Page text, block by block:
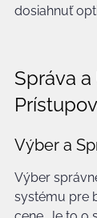
dosiahnuť
Správa
Výber a
Výber
systému pre